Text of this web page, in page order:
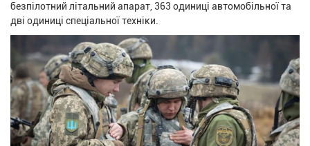
безпілотний літальний апарат, 363 одиниці автомобільної та
дві одиниці спеціальної техніки.